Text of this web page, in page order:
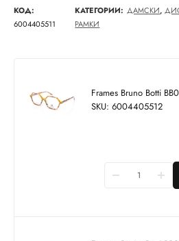
КОД:
6004405511
КАТЕГОРИИ: ДАМСКИ,
РАМКИ
Frames Bruno Botti
SKU: 6004405512